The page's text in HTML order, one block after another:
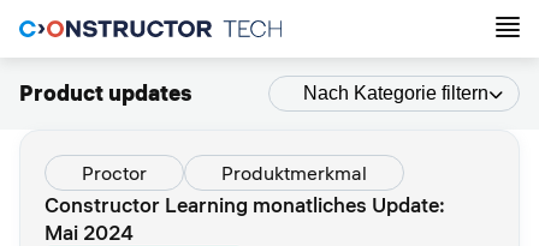
Product updates Nach Kategorie filtern
Proctor Produktmerkmal
Constructor Learning monatliches Update:
Mai 2024